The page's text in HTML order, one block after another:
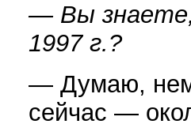
— Вы знаете,
1997 г.?
— Думаю,
сейчас —